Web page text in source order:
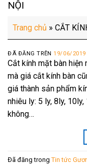
NỘI
Trang chủ » CẮT
ĐÃ ĐĂNG TRÊN19/06/2019
Cắt kính mặt bàn hiện
mà giá cắt kính bàn
giá thành sản phẩm
nhiêu ly: 5 ly, 8ly,
không…
Đã đăng trong Tin tức